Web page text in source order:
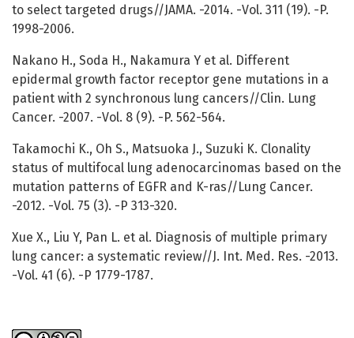
to select targeted drugs//JAMA. -2014. -Vol. 311 (19). -P.
1998-2006.
Nakano H., Soda H., Nakamura Y et al. Different
epidermal growth factor receptor gene mutations in a
patient with 2 synchronous lung cancers//Clin. Lung
Cancer. -2007. -Vol. 8 (9). -P. 562-564.
Takamochi K., Oh S., Matsuoka J., Suzuki K. Clonality
status of multifocal lung adenocarcinomas based on the
mutation patterns of EGFR and K-ras//Lung Cancer.
-2012. -Vol. 75 (3). -P 313-320.
Xue X., Liu Y, Pan L. et al. Diagnosis of multiple primary
lung cancer: a systematic review//J. Int. Med. Res. -2013.
-Vol. 41 (6). -P 1779-1787.